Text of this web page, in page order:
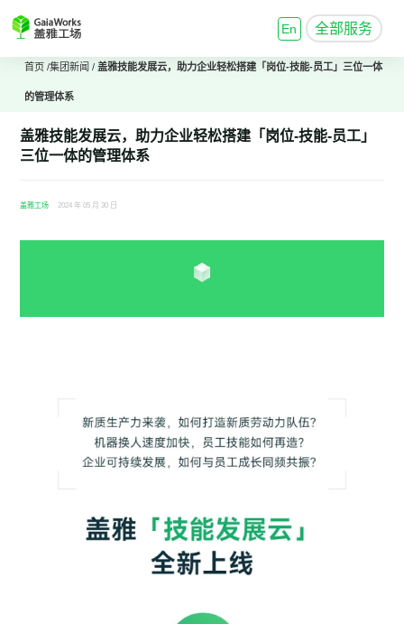
En 全部服务
首页 /集团新闻 /盖雅技能发展云，助力企业轻松搭建「岗位-技能-员工」三位一体
的管理体系
盖雅技能发展云，助力企业轻松搭建「岗位-技能-员工」
三位一体的管理体系
盖雅工场 2024 年 05 月 30 日